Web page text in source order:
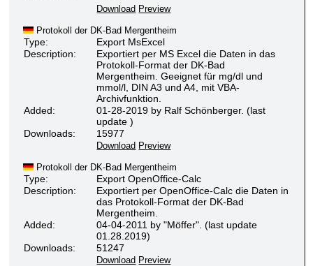
Download Preview
Protokoll der DK-Bad Mergentheim
Type:
Export MsExcel
Description:
Exportiert per MS Excel die Daten in das
Protokoll-Format der DK-Bad
Mergentheim. Geeignet für mg/dl und
mmol/l, DIN A3 und A4, mit VBA-
Archivfunktion.
Added:
01-28-2019 by Ralf Schönberger. (last
update )
Downloads:
15977
Download Preview
Protokoll der DK-Bad Mergentheim
Type:
Export OpenOffice-Calc
Description:
Exportiert per OpenOffice-Calc die Daten in
das Protokoll-Format der DK-Bad
Mergentheim.
Added:
04-04-2011 by "Möffer". (last update
01.28.2019)
Downloads:
51247
Download Preview